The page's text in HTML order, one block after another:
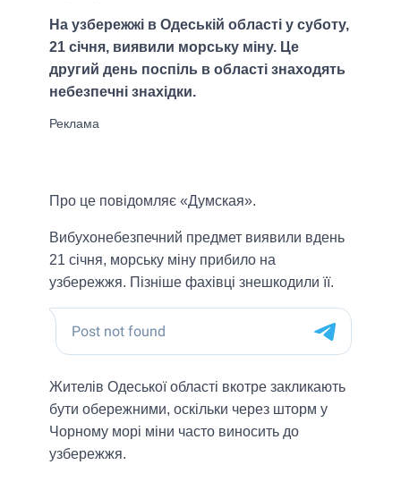
На узбережжі в Одеській області у суботу,
21 січня, виявили морську міну. Це
другий день поспіль в області знаходять
небезпечні знахідки.
Про це повідомляє «Думская».
Вибухонебезпечний предмет виявили вдень
21 січня, морську міну прибило на
узбережжя. Пізніше фахівці знешкодили її.
Жителів Одеської області вкотре закликають
бути обережними, оскільки через шторм у
Чорному морі міни часто виносить до
узбережжя.